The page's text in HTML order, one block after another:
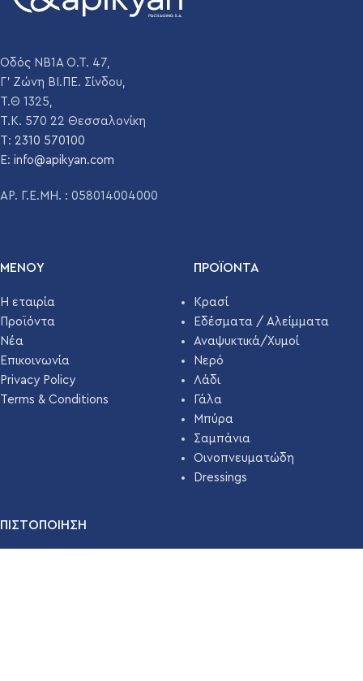
Οδός ΝΒ1Α Ο.Τ. 47,
Γ' Ζώνη ΒΙ.ΠΕ. Σίνδου,
Τ.Θ 1325,
Τ.Κ. 570 22 Θεσσαλονίκη
T: 2310 570100
E: info@apikyan.com
ΑΡ. Γ.Ε.ΜΗ. : 058014004000
ΜΕΝΟΥ
Η εταιρία
Προϊόντα
Νέα
Επικοινωνία
Privacy Policy
Terms & Conditions
ΠΡΟΪΌΝΤΑ
Κρασί
Εδέσματα / Αλείμματα
Αναψυκτικά/Χυμοί
Νερό
Λάδι
Γάλα
Μπύρα
Σαμπάνια
Οινοπνευματώδη
Dressings
ΠΙΣΤΟΠΟΙΗΣΗ